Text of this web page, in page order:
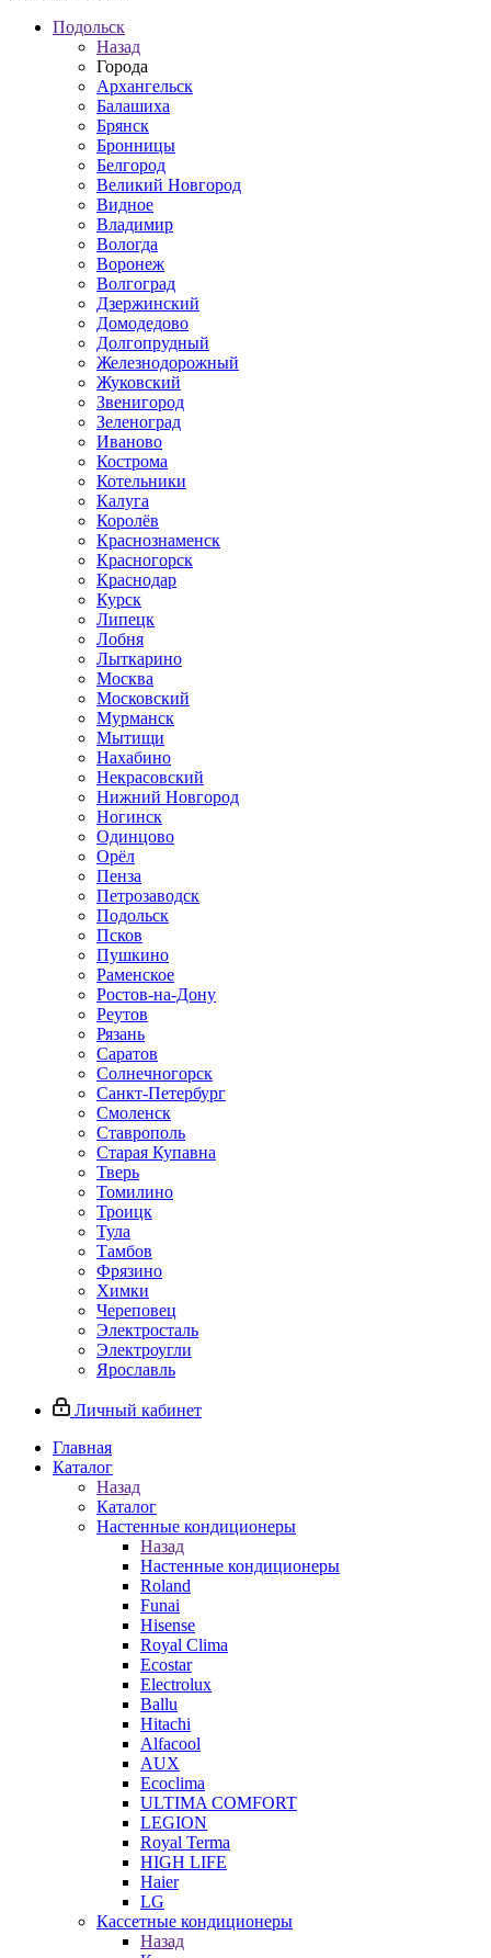
Подольск
Назад
Города
Архангельск
Балашиха
Брянск
Бронницы
Белгород
Великий Новгород
Видное
Владимир
Вологда
Воронеж
Волгоград
Дзержинский
Домодедово
Долгопрудный
Железнодорожный
Жуковский
Звенигород
Зеленоград
Иваново
Кострома
Котельники
Калуга
Королёв
Краснознаменск
Красногорск
Краснодар
Курск
Липецк
Лобня
Лыткарино
Москва
Московский
Мурманск
Мытищи
Нахабино
Некрасовский
Нижний Новгород
Ногинск
Одинцово
Орёл
Пенза
Петрозаводск
Подольск
Псков
Пушкино
Раменское
Ростов-на-Дону
Реутов
Рязань
Саратов
Солнечногорск
Санкт-Петербург
Смоленск
Ставрополь
Старая Купавна
Тверь
Томилино
Троицк
Тула
Тамбов
Фрязино
Химки
Череповец
Электросталь
Электроугли
Ярославль
Личный кабинет
Главная
Каталог
Назад
Каталог
Настенные кондиционеры
Назад
Настенные кондиционеры
Roland
Funai
Hisense
Royal Clima
Ecostar
Electrolux
Ballu
Hitachi
Alfacool
AUX
Ecoclima
ULTIMA COMFORT
LEGION
Royal Terma
HIGH LIFE
Haier
LG
Кассетные кондиционеры
Назад